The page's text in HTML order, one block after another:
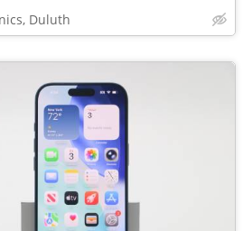
Duluth